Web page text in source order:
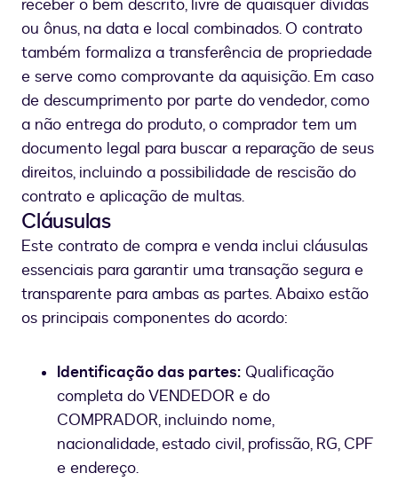
receber o bem descrito, livre de quaisquer dívidas
ou ônus, na data e local combinados. O contrato
também formaliza a transferência de propriedade
e serve como comprovante da aquisição. Em caso
de descumprimento por parte do vendedor, como
a não entrega do produto, o comprador tem um
documento legal para buscar a reparação de seus
direitos, incluindo a possibilidade de rescisão do
contrato e aplicação de multas.
Cláusulas
Este contrato de compra e venda inclui cláusulas
essenciais para garantir uma transação segura e
transparente para ambas as partes. Abaixo estão
os principais componentes do acordo:
Identificação das partes: Qualificação
completa do VENDEDOR e do
COMPRADOR, incluindo nome,
nacionalidade, estado civil, profissão, RG, CPF
e endereço.